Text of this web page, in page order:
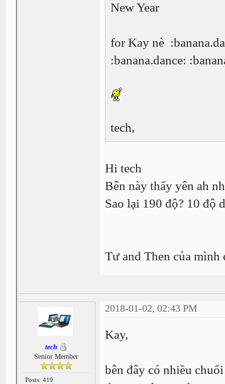
New Year
for Kay nè
:banana.dance:
tech,
Hi tech
Bên này thấy yên ah
Sao lại 190 độ? 10 độ
Tư and Then của mình
tech
Senior Member
Posts: 419
2018-01-02, 02:43 PM
Kay,
bên đây có nhiều